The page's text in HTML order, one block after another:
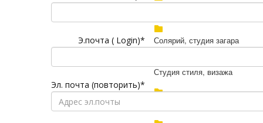
Солярий, студия загара
Студия стиля, визажа
Э.почта ( Login)*
Эл. почта (повторить)*